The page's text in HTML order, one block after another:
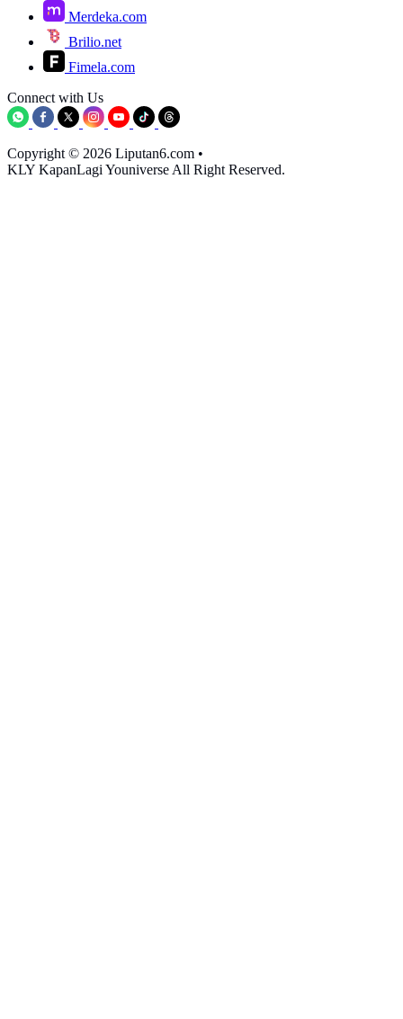
Merdeka.com
Brilio.net
Fimela.com
Connect with Us
Copyright © 2026 Liputan6.com •
KLY KapanLagi Youniverse All Right Reserved.